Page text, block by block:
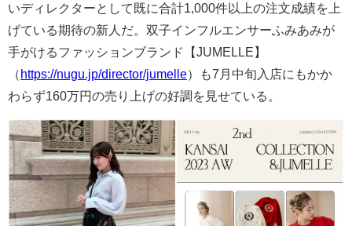
いディレクターとして既に合計1,000件以上の注文成績を上
げている期待の新人だ。双子インフルエンサーふみあみが
手がけるファッションブランド【JUMELLE】
（ https://nugu.jp/director/jumelle）も7月中旬入店にもかか
わらず160万円の売り上げの好調を見せている。